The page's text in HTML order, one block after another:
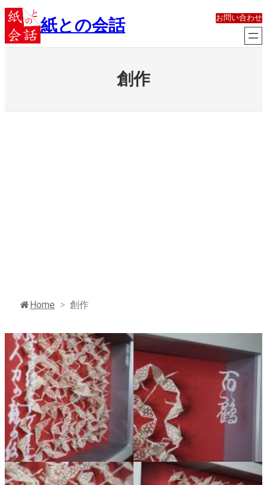
内
容
を
ス
紙との会話 お問い合わせ
創作
Home > 創作